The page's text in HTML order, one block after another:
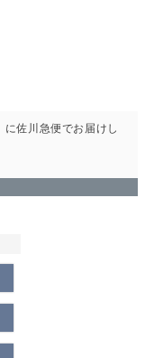
に佐川急便でお届けし